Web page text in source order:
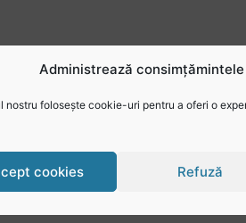
Administrează
nostru folosește cookie-uri pentru a oferi o
cookies Refuză